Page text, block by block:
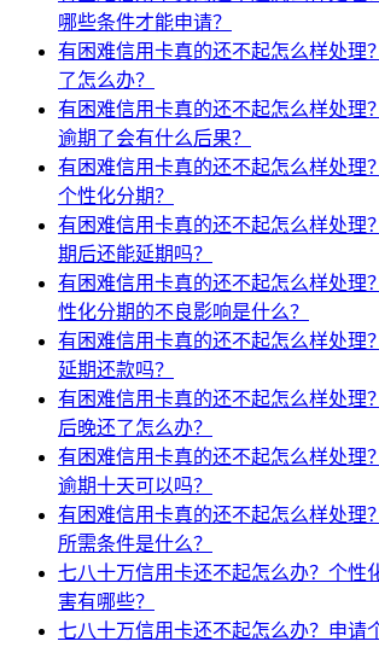
哪些条件才能申请？
有困难信用卡真的还不起怎么样处理
了怎么办？
有困难信用卡真的还不起怎么样处理
逾期了会有什么后果？
有困难信用卡真的还不起怎么样处理
个性化分期？
有困难信用卡真的还不起怎么样处理
期后还能延期吗？
有困难信用卡真的还不起怎么样处理
性化分期的不良影响是什么？
有困难信用卡真的还不起怎么样处理
延期还款吗？
有困难信用卡真的还不起怎么样处理
后晚还了怎么办？
有困难信用卡真的还不起怎么样处理
逾期十天可以吗？
有困难信用卡真的还不起怎么样处理
所需条件是什么？
七八十万信用卡还不起怎么办？个性
害有哪些？
七八十万信用卡还不起怎么办？申请